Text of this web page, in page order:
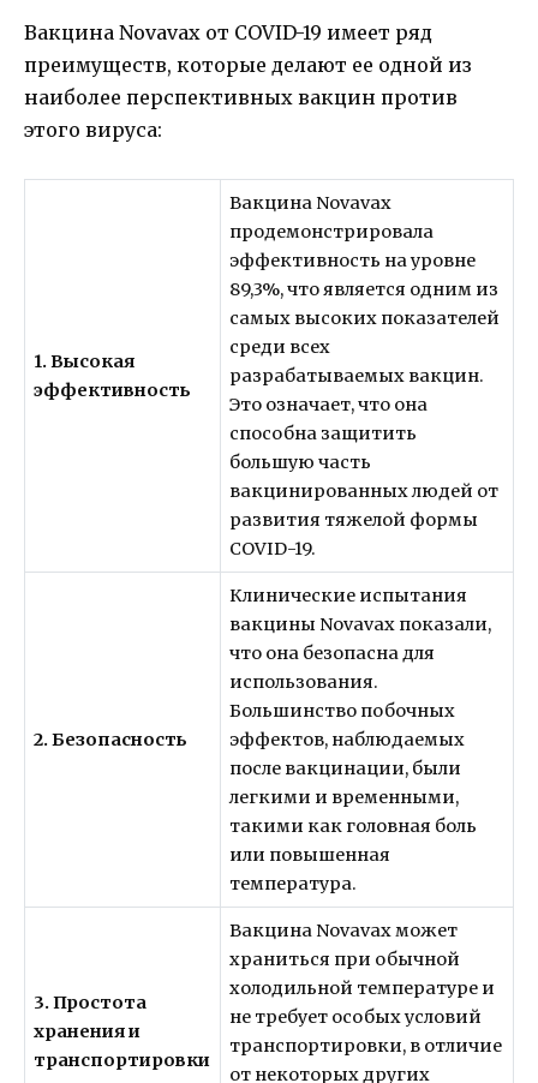
Вакцина Novavax от COVID-19 имеет ряд
преимуществ, которые делают ее одной из
наиболее перспективных вакцин против
этого вируса:
1. Высокая
эффективность
Вакцина Novavax
продемонстрировала
эффективность на уровне
89,3%, что является одним из
самых высоких показателей
среди всех
разрабатываемых вакцин.
Это означает, что она
способна защитить
большую часть
вакцинированных людей от
развития тяжелой формы
COVID-19.
2. Безопасность
Клинические испытания
вакцины Novavax показали,
что она безопасна для
использования.
Большинство побочных
эффектов, наблюдаемых
после вакцинации, были
легкими и временными,
такими как головная боль
или повышенная
температура.
3. Простота
хранения и
транспортировки
Вакцина Novavax может
храниться при обычной
холодильной температуре и
не требует особых условий
транспортировки, в отличие
от некоторых других